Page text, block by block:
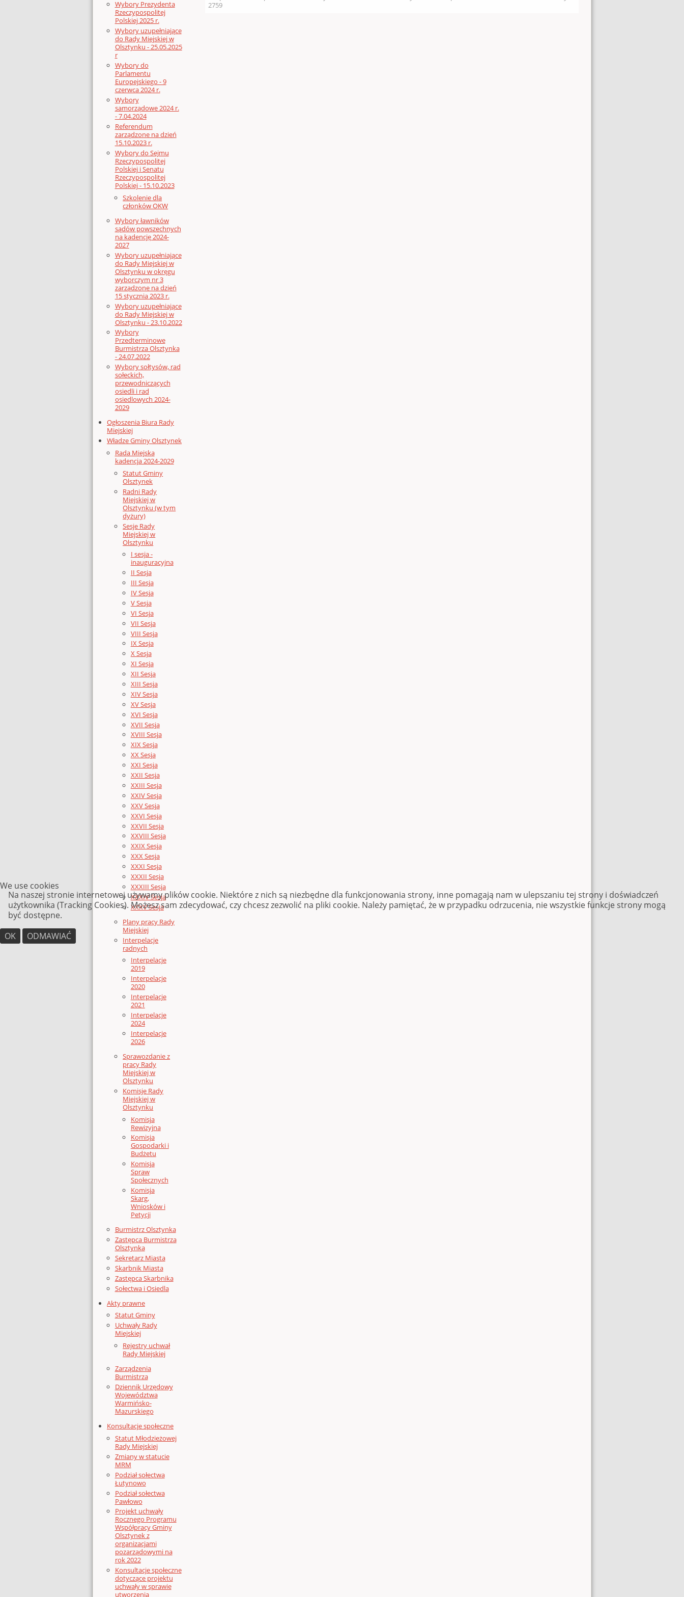
Wybory Prezydenta
Rzeczypospolitej
Polskiej 2025 r.
Wybory uzupełniające
do Rady Miejskiej w
Olsztynku - 25.05.2025
r
Wybory do
Parlamentu
Europejskiego - 9
czerwca 2024 r.
Wybory
samorządowe 2024 r.
- 7.04.2024
Referendum
zarządzone na dzień
15.10.2023 r.
Wybory do Sejmu
Rzeczypospolitej
Polskiej i Senatu
Rzeczypospolitej
Polskiej - 15.10.2023
Szkolenie dla
członków OKW
Wybory ławników
sądów powszechnych
na kadencję 2024-
2027
Wybory uzupełniające
do Rady Miejskiej w
Olsztynku w okręgu
wyborczym nr 3
zarządzone na dzień
15 stycznia 2023 r.
Wybory uzupełniające
do Rady Miejskiej w
Olsztynku - 23.10.2022
Wybory
Przedterminowe
Burmistrza Olsztynka
- 24.07.2022
Wybory sołtysów, rad
sołeckich,
przewodniczących
osiedli i rad
osiedlowych 2024-
2029
Ogłoszenia Biura Rady
Miejskiej
Władze Gminy Olsztynek
Rada Miejska
kadencja 2024-2029
Statut Gminy
Olsztynek
Radni Rady
Miejskiej w
Olsztynku (w tym
dyżury)
Sesje Rady
Miejskiej w
Olsztynku
I sesja -
inauguracyjna
II Sesja
III Sesja
IV Sesja
V Sesja
VI Sesja
VII Sesja
VIII Sesja
IX Sesja
X Sesja
XI Sesja
XII Sesja
XIII Sesja
XIV Sesja
XV Sesja
XVI Sesja
XVII Sesja
XVIII Sesja
XIX Sesja
XX Sesja
XXI Sesja
XXII Sesja
XXIII Sesja
XXIV Sesja
XXV Sesja
XXVI Sesja
XXVII Sesja
XXVIII Sesja
XXIX Sesja
XXX Sesja
XXXI Sesja
XXXII Sesja
XXXIII Sesja
XXXIV Sesja
XXXV Sesja
Plany pracy Rady
Miejskiej
Interpelacje
radnych
Interpelacje
2019
Interpelacje
2020
Interpelacje
2021
Interpelacje
2024
Interpelacje
2026
Sprawozdanie z
pracy Rady
Miejskiej w
Olsztynku
Komisje Rady
Miejskiej w
Olsztynku
Komisja
Rewizyjna
Komisja
Gospodarki i
Budżetu
Komisja
Spraw
Społecznych
Komisja
Skarg,
Wniosków i
Petycji
Burmistrz Olsztynka
Zastępca Burmistrza
Olsztynka
Sekretarz Miasta
Skarbnik Miasta
Zastępca Skarbnika
Sołectwa i Osiedla
Akty prawne
Statut Gminy
Uchwały Rady
Miejskiej
Rejestry uchwał
Rady Miejskiej
Zarządzenia
Burmistrza
Dziennik Urzędowy
Województwa
Warmińsko-
Mazurskiego
Konsultacje społeczne
Statut Młodzieżowej
Rady Miejskiej
Zmiany w statucie
MRM
Podział sołectwa
Łutynowo
Podział sołectwa
Pawłowo
Projekt uchwały
Rocznego Programu
Współpracy Gminy
Olsztynek z
organizacjami
pozarządowymi na
rok 2022
Konsultacje społeczne
dotyczące projektu
uchwały w sprawie
utworzenia
2759
We use cookies
Na naszej stronie internetowej używamy plików cookie. Niektóre z nich są niezbędne dla funkcjonowania strony, inne pomagają nam w ulepszaniu tej strony i doświadczeń
użytkownika (Tracking Cookies). Możesz sam zdecydować, czy chcesz zezwolić na pliki cookie. Należy pamiętać, że w przypadku odrzucenia, nie wszystkie funkcje strony mogą
być dostępne.
OK
ODMAWIAĆ